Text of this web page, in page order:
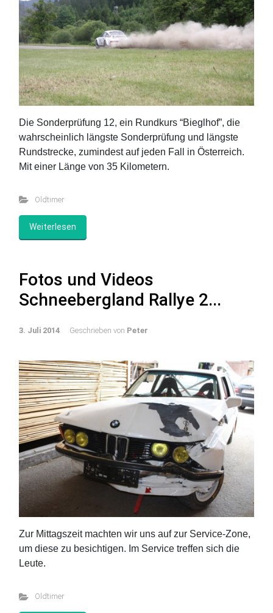
Die Sonderprüfung 12, ein Rundkurs “Bieglhof”, die
wahrscheinlich längste Sonderprüfung und längste
Rundstrecke, zumindest auf jeden Fall in Österreich.
Mit einer Länge von 35 Kilometern.
Oldtimer
Weiterlesen
Fotos und Videos
Schneebergland Rallye 2...
3. Juli 2014 Geschrieben von Peter
Zur Mittagszeit machten wir uns auf zur Service-Zone,
um diese zu besichtigen. Im Service treffen sich die
Leute.
Oldtimer